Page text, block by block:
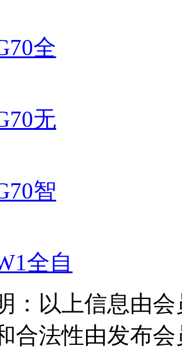
全
无
智
全自
：以上信息由
合法性由发布